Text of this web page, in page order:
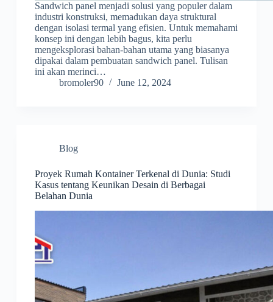
Sandwich panel menjadi solusi yang populer dalam
industri konstruksi, memadukan daya struktural
dengan isolasi termal yang efisien. Untuk memahami
konsep ini dengan lebih bagus, kita perlu
mengeksplorasi bahan-bahan utama yang biasanya
dipakai dalam pembuatan sandwich panel. Tulisan
ini akan merinci…
bromoler90
June 12, 2024
Blog
Proyek Rumah Kontainer Terkenal di Dunia: Studi
Kasus tentang Keunikan Desain di Berbagai
Belahan Dunia